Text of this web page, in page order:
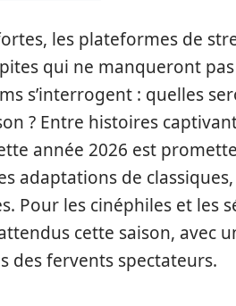
les plateformes de
qui ne manqueront
s’interrogent : quelles
? Entre histoires
année 2026 est
adaptations de
Pour les cinéphiles et les
cette saison, avec
des fervents spectateurs.